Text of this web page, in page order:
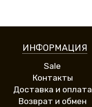
ИНФОРМАЦИЯ
Sale
Контакты
Доставка и оплата
Возврат и обмен